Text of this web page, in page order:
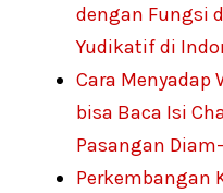
dengan Fungsi
Yudikatif di
Cara Menyadap
bisa Baca Isi
Pasangan
Perkembangan